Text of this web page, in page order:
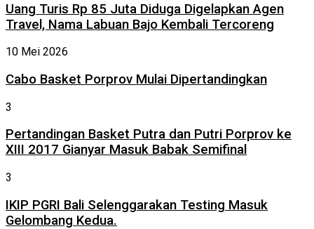
Uang Turis Rp 85 Juta Diduga Digelapkan Agen
Travel, Nama Labuan Bajo Kembali Tercoreng
10 Mei 2026
Cabo Basket Porprov Mulai Dipertandingkan
3
Pertandingan Basket Putra dan Putri Porprov ke
XIII 2017 Gianyar Masuk Babak Semifinal
3
IKIP PGRI Bali Selenggarakan Testing Masuk
Gelombang Kedua.